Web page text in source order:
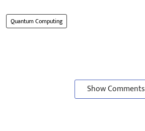
Quantum Computing
Show Comments